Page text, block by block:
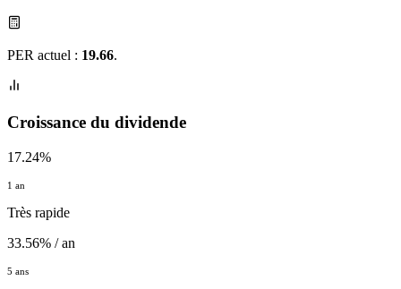
PER actuel : 19.66.
Croissance du dividende
17.24%
1 an
Très rapide
33.56% / an
5 ans